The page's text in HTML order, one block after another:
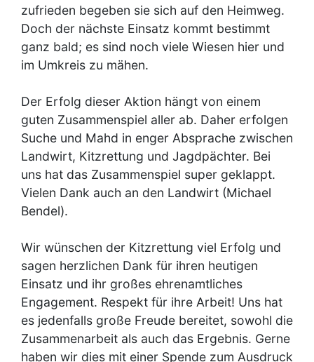
zufrieden begeben sie sich auf den Heimweg.
Doch der nächste Einsatz kommt bestimmt
ganz bald; es sind noch viele Wiesen hier und
im Umkreis zu mähen.
Der Erfolg dieser Aktion hängt von einem
guten Zusammenspiel aller ab. Daher erfolgen
Suche und Mahd in enger Absprache zwischen
Landwirt, Kitzrettung und Jagdpächter. Bei
uns hat das Zusammenspiel super geklappt.
Vielen Dank auch an den Landwirt (Michael
Bendel).
Wir wünschen der Kitzrettung viel Erfolg und
sagen herzlichen Dank für ihren heutigen
Einsatz und ihr großes ehrenamtliches
Engagement. Respekt für ihre Arbeit! Uns hat
es jedenfalls große Freude bereitet, sowohl die
Zusammenarbeit als auch das Ergebnis. Gerne
haben wir dies mit einer Spende zum Ausdruck